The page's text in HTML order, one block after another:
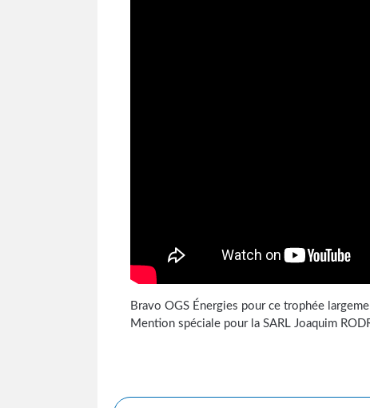
Bravo OGS Énergies pour ce trophée
Mention spéciale pour la SARL Joaquim